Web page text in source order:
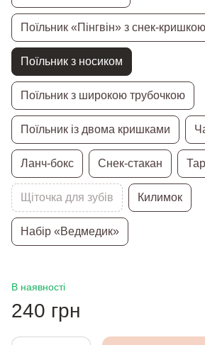
Поїльник «Пінгвін» з снек-кришкою
Поїльник з носиком
Поїльник з широкою трубочкою
Поїльник із двома кришками
Ланч-бокс Снек-стакан
Щіточка для зубів Килимок
Набір «Ведмедик»
В наявності
240 грн